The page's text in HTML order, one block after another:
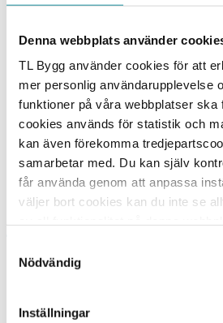
Denna webbplats använder
TL Bygg använder cookies för att
mer personlig användarupplevelse
funktioner på våra webbplatser ska
cookies används för statistik och
kan även förekomma
samarbetar med. Du kan själv
får använda genom att anpassa
väljer bort cookies kan du inte se
Nödvändig
Inställningar
Daniel
Affärschefer / Affärschef
070-088 73 18
Skicka E-post
TL Bygg HK